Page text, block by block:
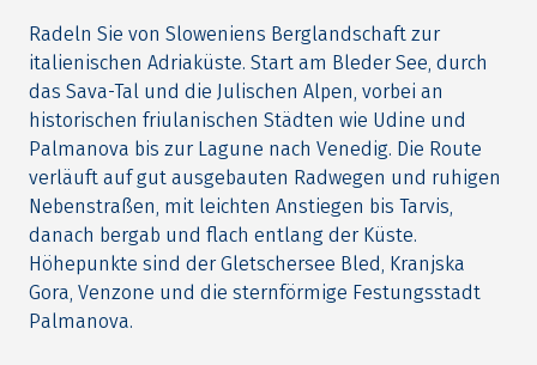
Radeln Sie von Sloweniens Berglandschaft zur
italienischen Adriaküste. Start am Bleder See, durch
das Sava-Tal und die Julischen Alpen, vorbei an
historischen friulanischen Städten wie Udine und
Palmanova bis zur Lagune nach Venedig. Die Route
verläuft auf gut ausgebauten Radwegen und ruhigen
Nebenstraßen, mit leichten Anstiegen bis Tarvis,
danach bergab und flach entlang der Küste.
Höhepunkte sind der Gletschersee Bled, Kranjska
Gora, Venzone und die sternförmige Festungsstadt
Palmanova.